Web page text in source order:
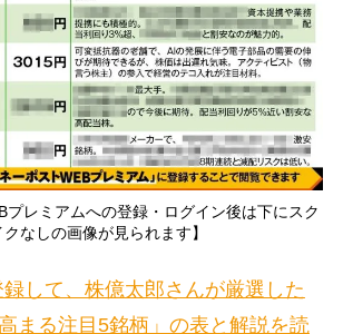
プレミアムへの登録・ログイン後は下にスク
なしの画像が見られます】
して、株億太郎さんが厳選した
高まる注目5銘柄」の表と解説を読